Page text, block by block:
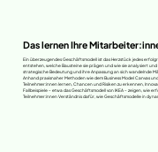
Das lernen Ihre
Ein überzeugendes Geschäftsmodell ist das Herzstück jedes
entstehen, welche Bausteine sie prägen und wie sie analysiert
strategische Bedeutung und ihre Anpassung an sich wandelnde
Anhand praxisnaher Methoden wie dem Business Model Canvas
Teilnehmer:innen lernen, Chancen und Risiken zu erkennen,
Fallbeispiele – etwa das Geschäftsmodell von IKEA – zeigen, wie
Teilnehmer:innen Verständnis dafür, wie Geschäftsmodelle in